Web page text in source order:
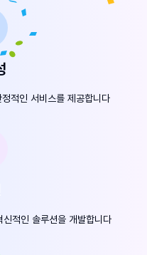
적인 서비스를 제공합니다
적인 솔루션을 개발합니다